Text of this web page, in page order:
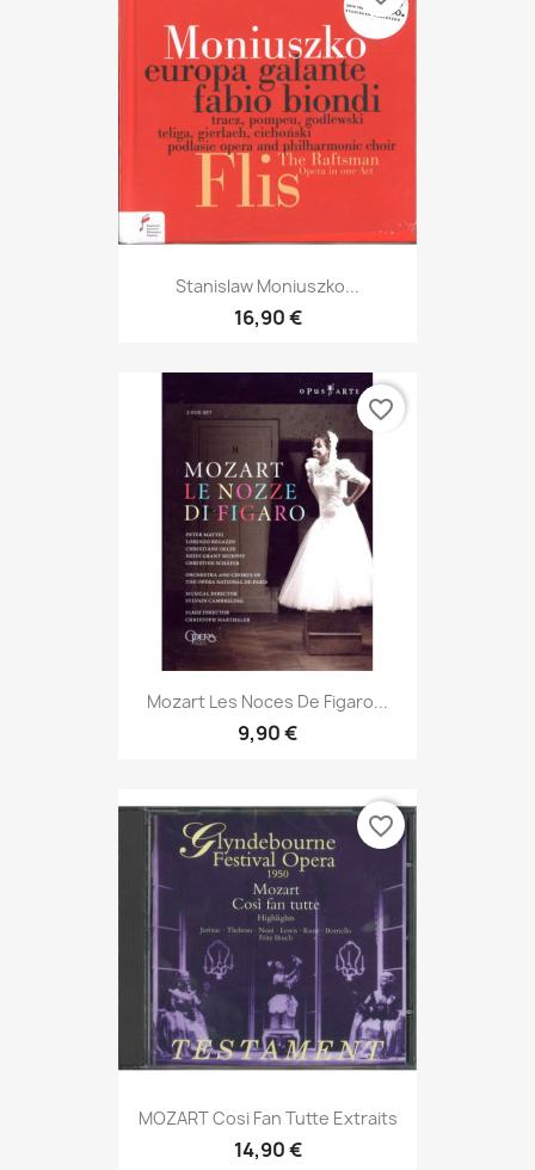
Stanislaw Moniuszko...
16,90 €
Mozart Les Noces De Figaro...
9,90 €
favorite_border
MOZART Cosi Fan Tutte Extraits
14,90 €
favorite_border